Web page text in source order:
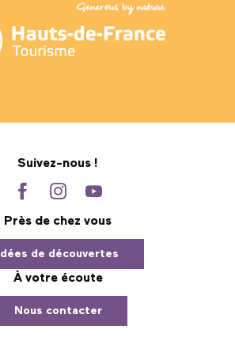
Suivez-nous !
Près de chez vous
Idées de découvertes
À votre écoute
Nous contacter